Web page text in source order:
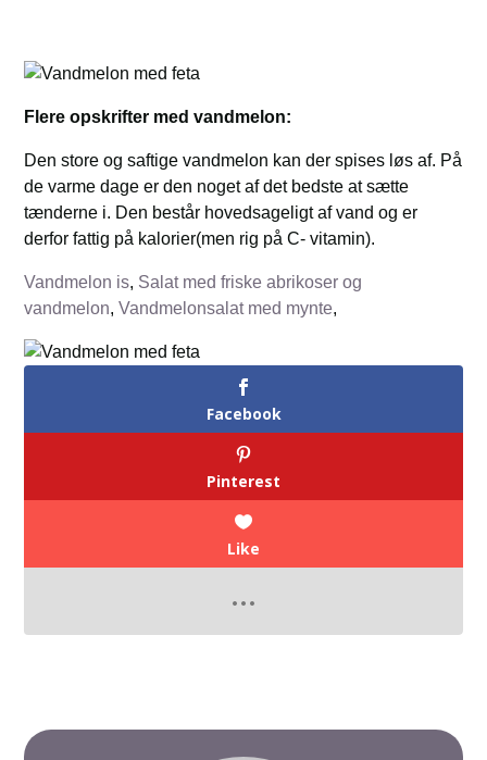
Flere opskrifter med vandmelon:
Den store og saftige vandmelon kan der spises løs af. På
de varme dage er den noget af det bedste at sætte
tænderne i. Den består hovedsageligt af vand og er
derfor fattig på kalorier(men rig på C- vitamin).
Vandmelon is, Salat med friske abrikoser og
vandmelon,Vandmelonsalat med mynte,
Facebook
Pinterest
Like